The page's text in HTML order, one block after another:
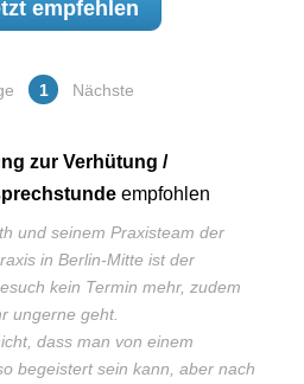
empfehlen
1 Nächste
zur Verhütung /
empfohlen
und seinem Praxisteam der
in Berlin-Mitte ist der
kein Termin mehr, zudem
ungerne geht.
dass man von einem
begeistert sein kann, aber nach